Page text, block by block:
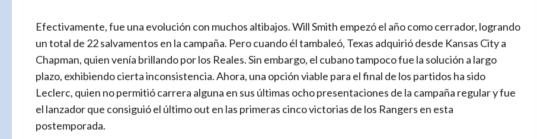
Efectivamente, fue una evolución con muchos altibajos. Will Smith empezó el año como cerrador, logrando
un total de 22 salvamentos en la campaña. Pero cuando él tambaleó, Texas adquirió desde Kansas City a
Chapman, quien venía brillando por los Reales. Sin embargo, el cubano tampoco fue la solución a largo
plazo, exhibiendo cierta inconsistencia. Ahora, una opción viable para el final de los partidos ha sido
Leclerc, quien no permitió carrera alguna en sus últimas ocho presentaciones de la campaña regular y fue
el lanzador que consiguió el último out en las primeras cinco victorias de los Rangers en esta
postemporada.